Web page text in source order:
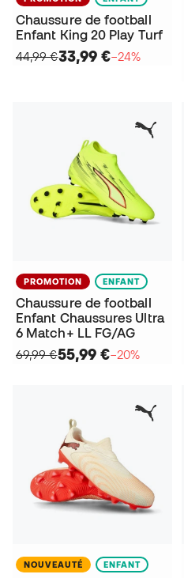
Chaussure de football
Enfant King 20 Play Turf
44,99 €33,99 €−24%
PROMOTION ENFANT
Chaussure de football
Enfant Chaussures Ultra
6 Match+ LL FG/AG
69,99 €55,99 €−20%
NOUVEAUTÉ ENFANT